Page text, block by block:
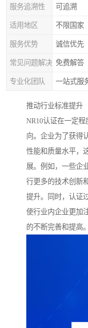
服务追溯性 可追溯
适用地区 不限国家
服务优势 诚信优先
常见问题解决 免费解答
专业化团队 一站式服
推动行业标准提升
NR10认证在一定
向。企业为了获得
性能和质量水平，
展。例如，一些企
行更多的技术创新
提升。同时，认证
使行业内企业更加
的不断完善和提高。